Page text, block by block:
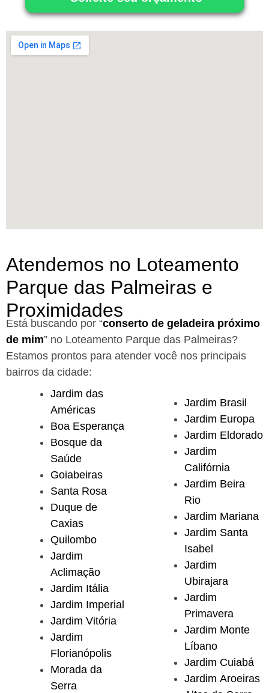
Atendemos no Loteamento
Parque das Palmeiras e
Proximidades
Está buscando por “conserto de geladeira próximo
de mim” no Loteamento Parque das Palmeiras?
Estamos prontos para atender você nos principais
bairros da cidade:
Jardim das
Américas
Boa Esperança
Bosque da
Saúde
Goiabeiras
Santa Rosa
Duque de
Caxias
Quilombo
Jardim
Aclimação
Jardim Itália
Jardim Imperial
Jardim Vitória
Jardim
Florianópolis
Morada da
Serra
Jardim Brasil
Jardim Europa
Jardim Eldorado
Jardim
Califórnia
Jardim Beira
Rio
Jardim Mariana
Jardim Santa
Isabel
Jardim
Ubirajara
Jardim
Primavera
Jardim Monte
Líbano
Jardim Cuiabá
Jardim Aroeiras